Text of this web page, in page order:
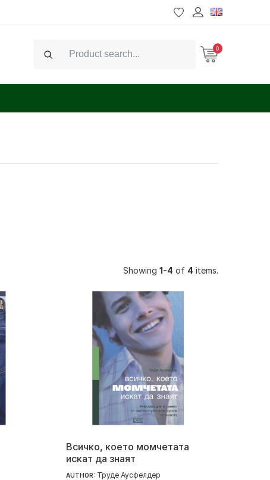
Search
0
Showing 1-4 of 4 items.
Всичко, което момчетата
искат да знаят
AUTHOR: Труде Аусфелдер